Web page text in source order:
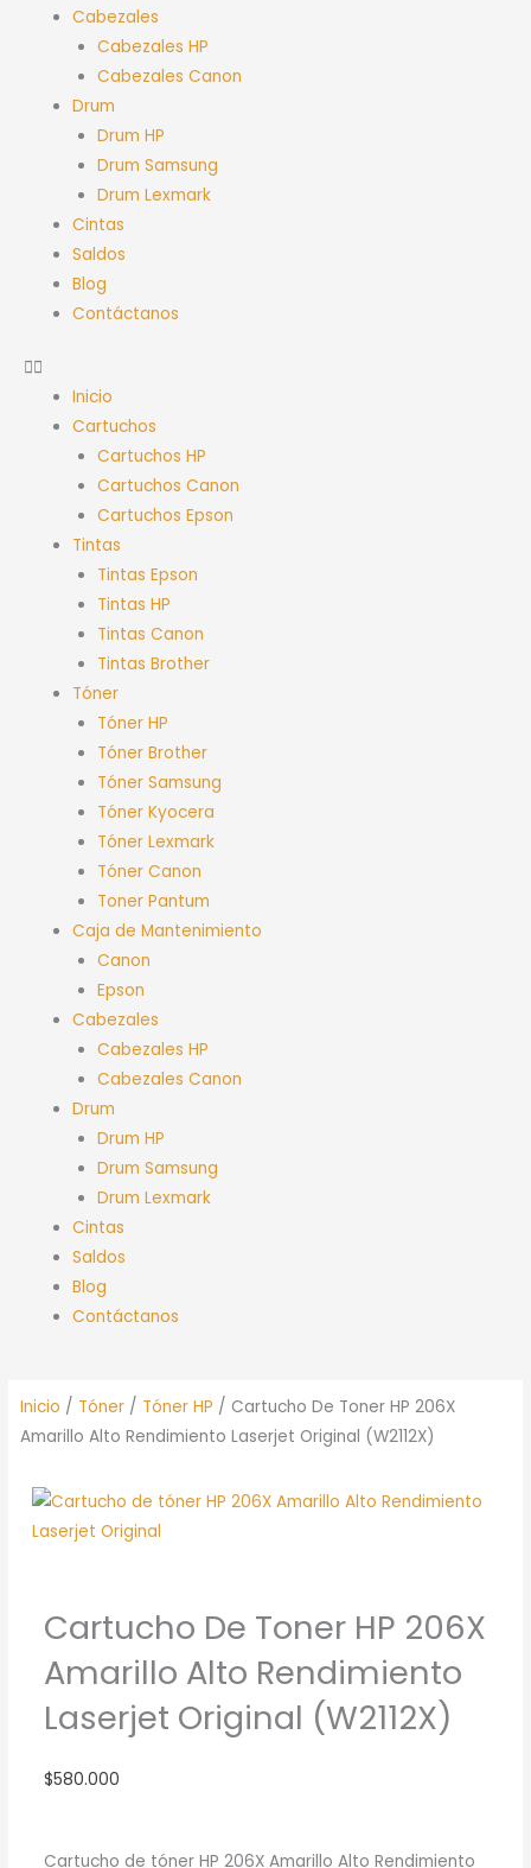
Cabezales
Cabezales HP
Cabezales Canon
Drum
Drum HP
Drum Samsung
Drum Lexmark
Cintas
Saldos
Blog
Contáctanos
Inicio
Cartuchos
Cartuchos HP
Cartuchos Canon
Cartuchos Epson
Tintas
Tintas Epson
Tintas HP
Tintas Canon
Tintas Brother
Tóner
Tóner HP
Tóner Brother
Tóner Samsung
Tóner Kyocera
Tóner Lexmark
Tóner Canon
Toner Pantum
Caja de Mantenimiento
Canon
Epson
Cabezales
Cabezales HP
Cabezales Canon
Drum
Drum HP
Drum Samsung
Drum Lexmark
Cintas
Saldos
Blog
Contáctanos
Inicio / Tóner / Tóner HP / Cartucho De Toner HP 206X
Amarillo Alto Rendimiento Laserjet Original (W2112X)
Cartucho De Toner HP 206X
Amarillo Alto Rendimiento
Laserjet Original (W2112X)
$580.000
Cartucho de tóner HP 206X Amarillo Alto Rendimiento